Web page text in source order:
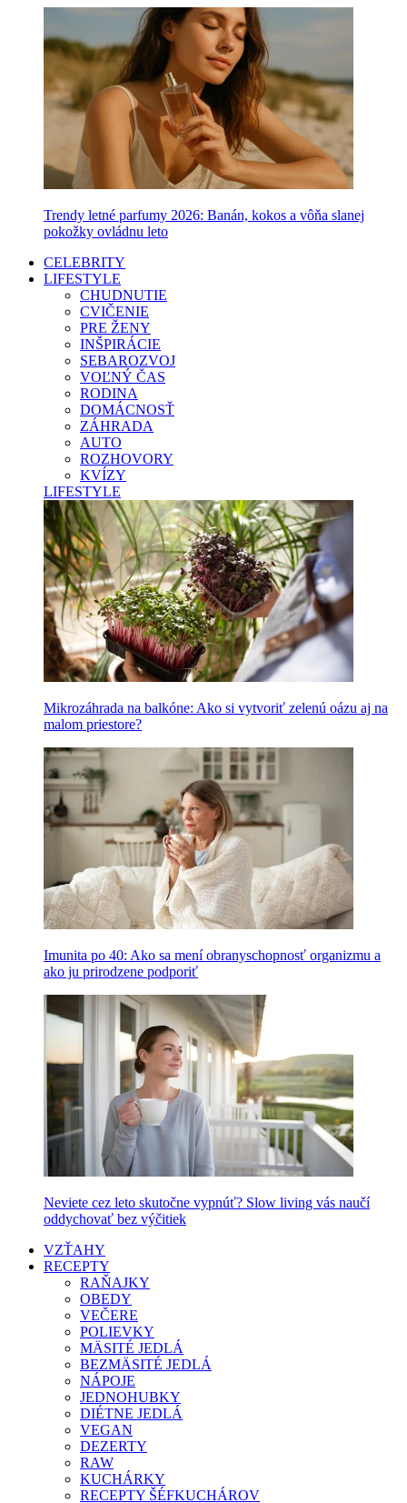
Trendy letné parfumy 2026: Banán, kokos a vôňa slanej
pokožky ovládnu leto
CELEBRITY
LIFESTYLE
CHUDNUTIE
CVIČENIE
PRE ŽENY
INŠPIRÁCIE
SEBAROZVOJ
VOĽNÝ ČAS
RODINA
DOMÁCNOSŤ
ZÁHRADA
AUTO
ROZHOVORY
KVÍZY
LIFESTYLE
Mikrozáhrada na balkóne: Ako si vytvoriť zelenú oázu aj na
malom priestore?
Imunita po 40: Ako sa mení obranyschopnosť organizmu a
ako ju prirodzene podporiť
Neviete cez leto skutočne vypnúť? Slow living vás naučí
oddychovať bez výčitiek
VZŤAHY
RECEPTY
RAŇAJKY
OBEDY
VEČERE
POLIEVKY
MÄSITÉ JEDLÁ
BEZMÄSITÉ JEDLÁ
NÁPOJE
JEDNOHUBKY
DIÉTNE JEDLÁ
VEGAN
DEZERTY
RAW
KUCHÁRKY
RECEPTY ŠÉFKUCHÁROV